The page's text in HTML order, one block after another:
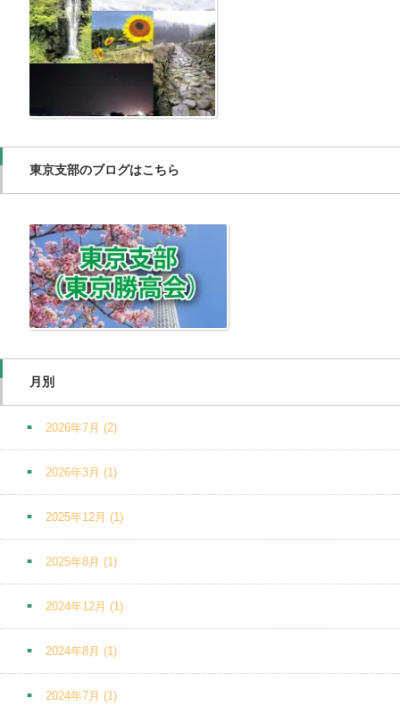
東京支部のブログはこちら
月別
2026年7月 (2)
2026年3月 (1)
2025年12月 (1)
2025年8月 (1)
2024年12月 (1)
2024年8月 (1)
2024年7月 (1)